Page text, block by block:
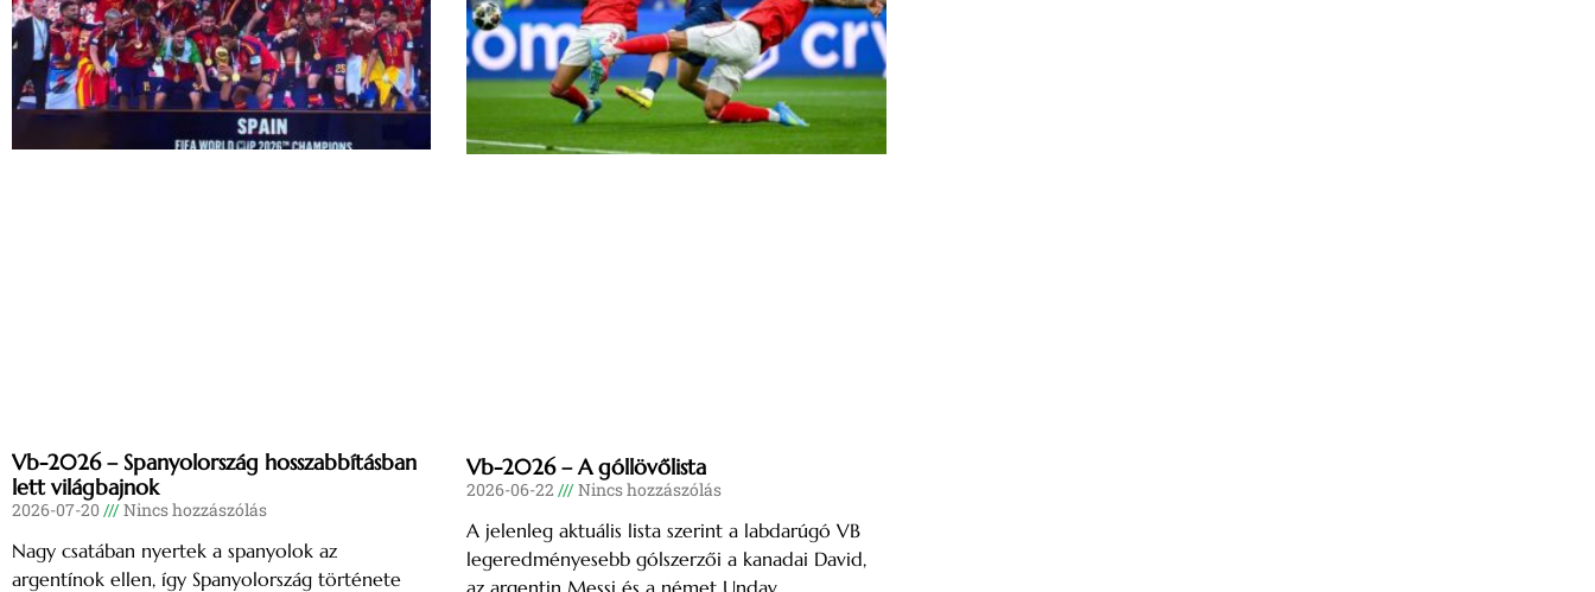
Vb-2026 – Spanyolország hosszabbításban
lett világbajnok
2026-07-20 Nincs hozzászólás
Nagy csatában nyertek a spanyolok az
argentínok ellen, így Spanyolország története
Vb-2026 – A góllövőlista
2026-06-22 Nincs hozzászólás
A jelenleg aktuális lista szerint a labdarúgó VB
legeredményesebb gólszerzői a kanadai David,
az argentin Messi és a német Undav.